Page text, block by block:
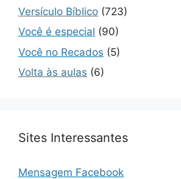
Versículo Bíblico (723)
Você é especial (90)
Você no Recados (5)
Volta às aulas (6)
Sites Interessantes
Mensagem Facebook